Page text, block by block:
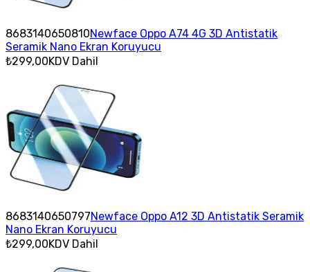
8683140650810Newface Oppo A74 4G 3D Antistatik
Seramik Nano Ekran Koruyucu
₺299,00KDV Dahil
8683140650797Newface Oppo A12 3D Antistatik Seramik
Nano Ekran Koruyucu
₺299,00KDV Dahil